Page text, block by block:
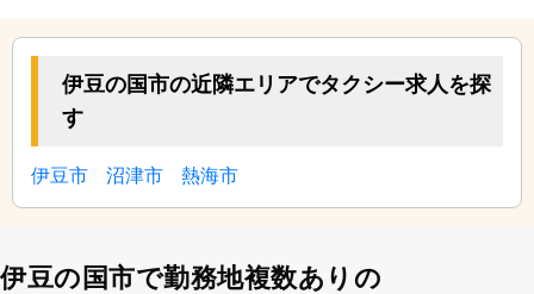
伊豆の国市の近隣エリアでタクシー求人を探
す
伊豆市 沼津市 熱海市
伊豆の国市で勤務地複数ありの